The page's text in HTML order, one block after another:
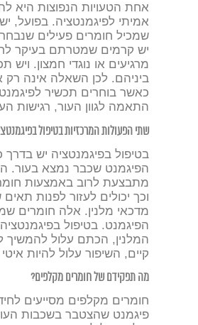
אחת הטעויות הנפוצות היא
אמיתי לפיגמנטציה. בפועל,
שמכיל חומרים פעילים
יש קרמים שמטרתם בעיקר
מרגיעים או נוגדי חמצון.
ביניהם. לכן השאלה אינה
כאשר בוחרים תכשיר
התאמה לגוון העור, רגישות
שתי הפעולות המרכזיות בטיפול
בטיפול בפיגמנטציה יש
הפיגמנט שכבר נמצא בעור.
מתבצעת לרוב באמצעות
וכך יכולים לעזור לפנות
מדכאי מלנין. אלה חומרים
הפיגמנט. בטיפול
המלנין, הכתם עלול להמשיך
קיים, השיפור עלול להיות
מה תפקידם של חומרים מקלפים?
חומרים מקלפים מסייעים
פיגמנט שהצטבר בשכבות